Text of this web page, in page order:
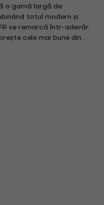
o gamă largă de
totul modern și
se remarcă într-adevăr
cele mai bune din
numără podul Floyd
EMG 85 / SA / SA,